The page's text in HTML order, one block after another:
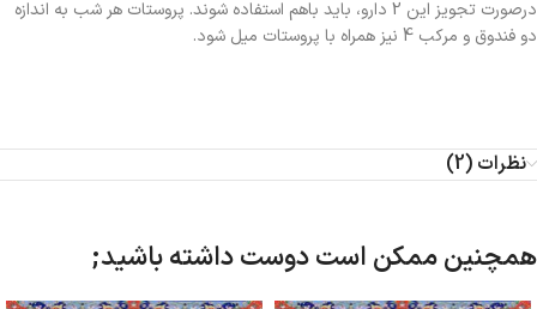
درصورت تجویز این 2 دارو، باید باهم استفاده شوند. پروستات هر شب به اندازه
دو فندوق و مرکب 4 نیز همراه با پروستات میل شود.
نظرات (2)
همچنین ممکن است دوست داشته باشید;